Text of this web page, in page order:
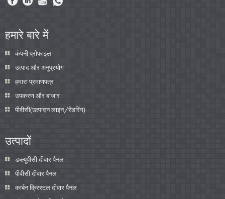
हमारे बारे में
कंपनी प्रोफाइल
उत्पाद और अनुप्रयोग
हमारा प्रमाणपत्र
उपकरण और बाजार
पीवीसी(उत्पादन लाइन/रेंडरिंग)
उत्पादों
डब्ल्यूपीसी दीवार पैनल
पीवीसी दीवार पैनल
कार्बन क्रिस्टल दीवार पैनल